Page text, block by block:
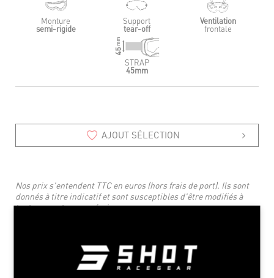
Monture
semi-rigide
Support
tear-off
Ventilation
frontale
STRAP
45mm
AJOUT SÉLECTION
Nos prix s'entendent TTC en euros (hors frais de port). Ils sont
donnés à titre indicatif et sont susceptibles d'être modifiés à
tout moment sans préavis.
VOUS AIMEREZ AUSSI